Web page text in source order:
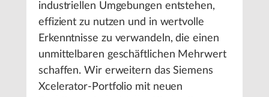
industriellen Umgebungen entstehen,
effizient zu nutzen und in wertvolle
Erkenntnisse zu verwandeln, die einen
unmittelbaren geschäftlichen Mehrwert
schaffen. Wir erweitern das Siemens
Xcelerator-Portfolio mit neuen